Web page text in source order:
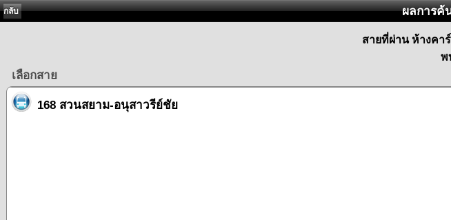
กลับ ผลการค้
สายที่ผ่าน ห้างคา
พ
เลือกสาย
168 สวนสยาม-อนุสาวรีย์ชัย